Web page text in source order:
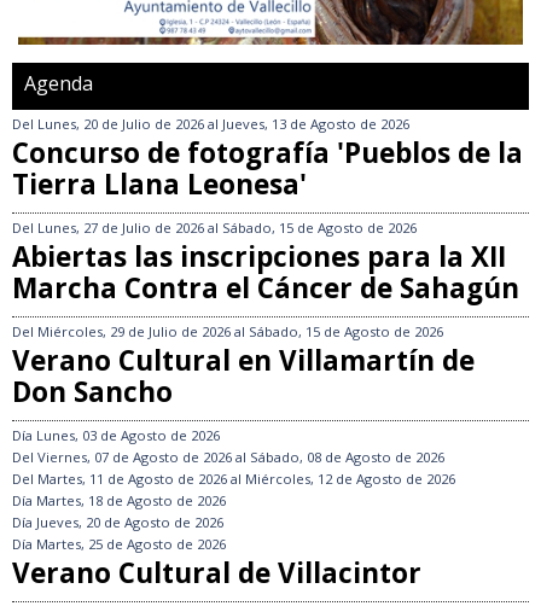
Agenda
Del Lunes, 20 de Julio de 2026 al Jueves, 13 de Agosto de 2026
Concurso de fotografía 'Pueblos de la
Tierra Llana Leonesa'
Del Lunes, 27 de Julio de 2026 al Sábado, 15 de Agosto de 2026
Abiertas las inscripciones para la XII
Marcha Contra el Cáncer de Sahagún
Del Miércoles, 29 de Julio de 2026 al Sábado, 15 de Agosto de 2026
Verano Cultural en Villamartín de
Don Sancho
Día Lunes, 03 de Agosto de 2026
Del Viernes, 07 de Agosto de 2026 al Sábado, 08 de Agosto de 2026
Del Martes, 11 de Agosto de 2026 al Miércoles, 12 de Agosto de 2026
Día Martes, 18 de Agosto de 2026
Día Jueves, 20 de Agosto de 2026
Día Martes, 25 de Agosto de 2026
Verano Cultural de Villacintor